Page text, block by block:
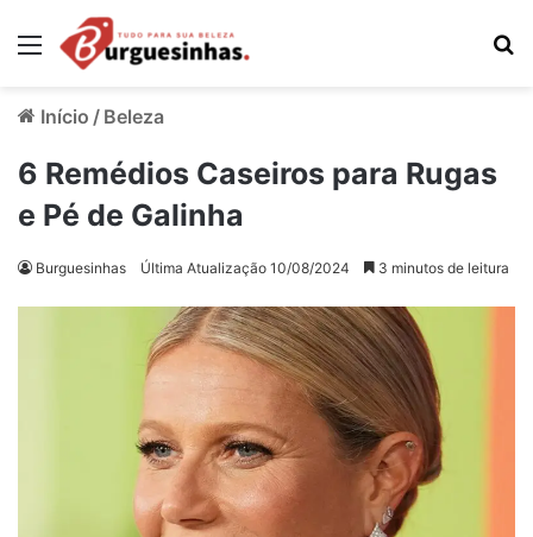
Menu
Início / Beleza
6 Remédios Caseiros para Rugas
e Pé de Galinha
Burguesinhas Última Atualização 10/08/2024 3 minutos de leitura